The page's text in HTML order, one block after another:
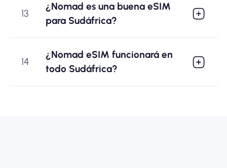
13
¿Nomad es una buena eSIM
para Sudáfrica?
14
¿Nomad eSIM funcionará en
todo Sudáfrica?